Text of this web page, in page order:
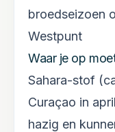
broedseizoen
Westpunt
Waar je op
Sahara-stof
Curaçao in
hazig en